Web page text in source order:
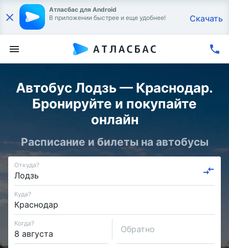
Атласбас для Android
В приложении быстрее и еще удобнее!
Скачать
Автобус Лодзь — Краснодар.
Бронируйте и покупайте
онлайн
Расписание и билеты на автобусы
Откуда?
Куда?
Когда?
Обратно